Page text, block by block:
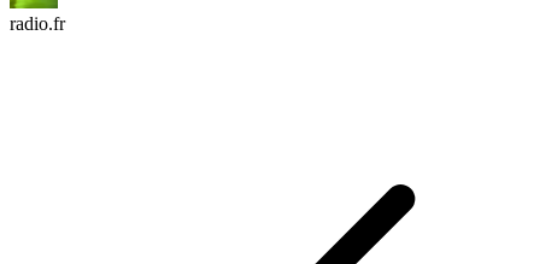
radio.fr